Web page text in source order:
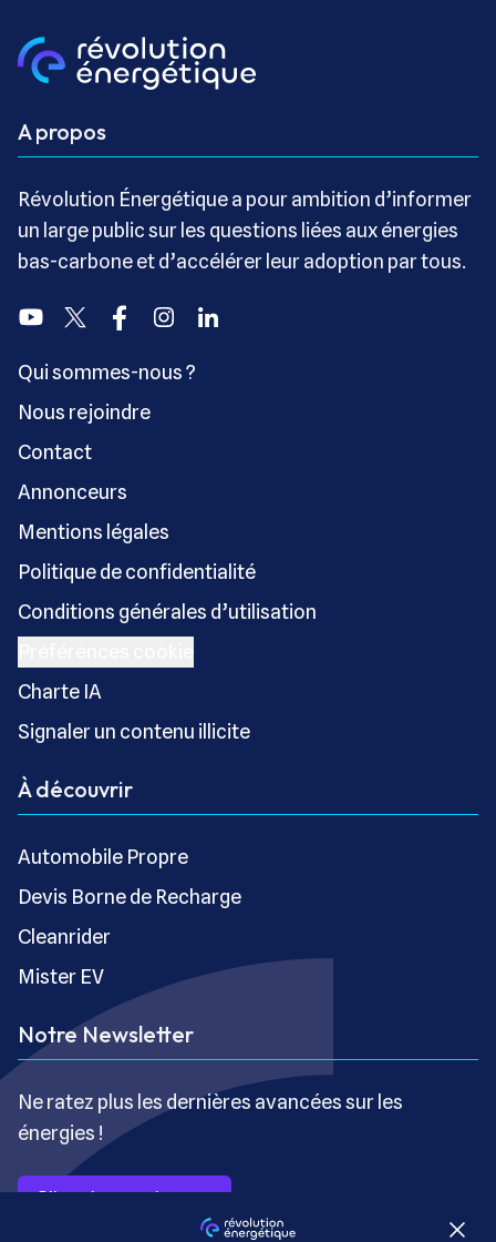
A propos
Révolution Énergétique a pour ambition d’informer
un large public sur les questions liées aux énergies
bas-carbone et d’accélérer leur adoption par tous.
YoutubeTwitter FacebookInstagramLinkedin
Qui sommes-nous ?
Nous rejoindre
Contact
Annonceurs
Mentions légales
Politique de confidentialité
Conditions générales d’utilisation
Charte IA
Signaler un contenu illicite
À découvrir
Automobile Propre
Devis Borne de Recharge
Cleanrider
Mister EV
Notre Newsletter
Ne ratez plus les dernières avancées sur les
énergies !
S’inscrire gratuitement